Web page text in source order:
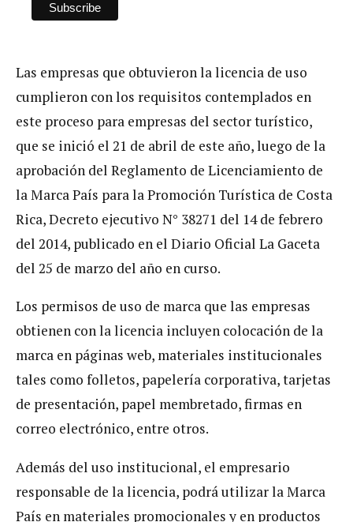
Las empresas que obtuvieron la licencia de uso
cumplieron con los requisitos contemplados en
este proceso para empresas del sector turístico,
que se inició el 21 de abril de este año, luego de la
aprobación del Reglamento de Licenciamiento de
la Marca País para la Promoción Turística de Costa
Rica, Decreto ejecutivo N° 38271 del 14 de febrero
del 2014, publicado en el Diario Oficial La Gaceta
del 25 de marzo del año en curso.
Los permisos de uso de marca que las empresas
obtienen con la licencia incluyen colocación de la
marca en páginas web, materiales institucionales
tales como folletos, papelería corporativa, tarjetas
de presentación, papel membretado, firmas en
correo electrónico, entre otros.
Además del uso institucional, el empresario
responsable de la licencia, podrá utilizar la Marca
País en materiales promocionales y en productos